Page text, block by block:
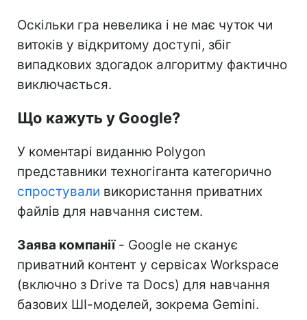
Оскільки гра невелика і не має чуток чи
витоків у відкритому доступі, збіг
випадкових здогадок алгоритму фактично
виключається.
Що кажуть у Google?
У коментарі виданню Polygon
представники техногіганта категорично
спростували використання приватних
файлів для навчання систем.
Заява компанії- Google не сканує
приватний контент у сервісах Workspace
(включно з Drive та Docs) для навчання
базових ШІ-моделей, зокрема Gemini.